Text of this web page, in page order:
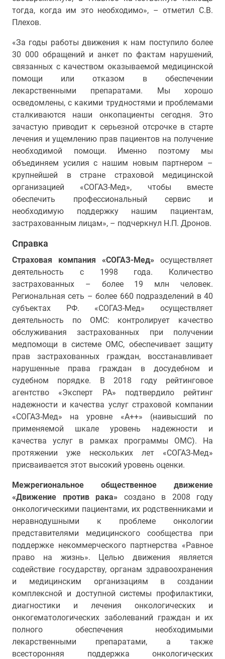
тогда, когда им это необходимо», – отметил С.В.
Плехов.
«За годы работы движения к нам поступило более
30 000 обращений и анкет по фактам нарушений,
связанных с качеством оказываемой медицинской
помощи или отказом в обеспечении
лекарственными препаратами. Мы хорошо
осведомлены, с какими трудностями и проблемами
сталкиваются наши онкопациенты сегодня. Это
зачастую приводит к серьезной отсрочке в старте
лечения и ущемлению прав пациентов на получение
необходимой помощи. Именно поэтому мы
объединяем усилия с нашим новым партнером –
крупнейшей в стране страховой медицинской
организацией «СОГАЗ-Мед», чтобы вместе
обеспечить профессиональный сервис и
необходимую поддержку нашим пациентам,
застрахованным лицам», – подчеркнул Н.П. Дронов.
Справка
Страховая компания «СОГАЗ-Мед» осуществляет
деятельность с 1998 года. Количество
застрахованных – более 19 млн человек.
Региональная сеть – более 660 подразделений в 40
субъектах РФ. «СОГАЗ-Мед» осуществляет
деятельность по ОМС: контролирует качество
обслуживания застрахованных при получении
медпомощи в системе ОМС, обеспечивает защиту
прав застрахованных граждан, восстанавливает
нарушенные права граждан в досудебном и
судебном порядке. В 2018 году рейтинговое
агентство «Эксперт РА» подтвердило рейтинг
надежности и качества услуг страховой компании
«СОГАЗ-Мед» на уровне «А++» (наивысший по
применяемой шкале уровень надежности и
качества услуг в рамках программы ОМС). На
протяжении уже нескольких лет «СОГАЗ-Мед»
присваивается этот высокий уровень оценки.
Межрегиональное общественное движение
«Движение против рака» создано в 2008 году
онкологическими пациентами, их родственниками и
неравнодушными к проблеме онкологии
представителями медицинского сообщества при
поддержке некоммерческого партнерства «Равное
право на жизнь». Целью движения является
содействие государству, органам здравоохранения
и медицинским организациям в создании
комплексной и доступной системы профилактики,
диагностики и лечения онкологических и
онкогематологических заболеваний граждан и их
полного обеспечения необходимыми
лекарственными препаратами, а также
всесторонняя поддержка онкологических